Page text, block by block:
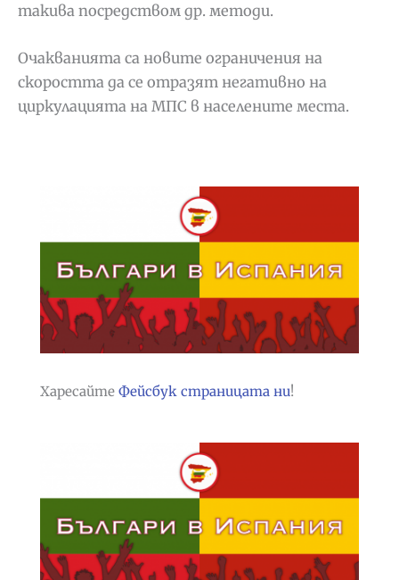
такива посредством др. методи.
Очакванията са новите ограничения на
скоростта да се отразят негативно на
циркулацията на МПС в населените места.
Харесайте Фейсбук страницата ни!